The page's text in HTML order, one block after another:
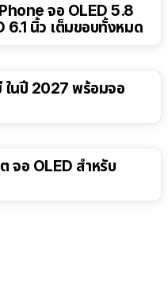
จอ OLED 5.8
6.1 นิ้ว เต็มขอบทั้งหมด
ในปี 2027 พร้อมจอ
จอ OLED สำหรับ